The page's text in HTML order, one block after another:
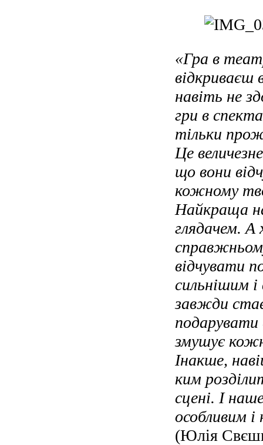
«Гра в
відкриваєш
навіть не
гри в
тільки
Це
що вони
кожному
Найкраща
глядачем. А
відчувати
сильнішим
завжди
подарувати
змушує
Інакше,
ким
сцені. І
особливим
(Юлія